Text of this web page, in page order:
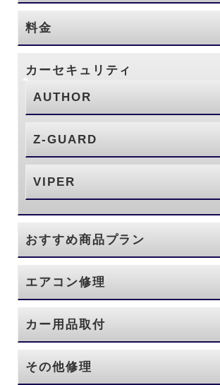
料金
カーセキュリティ
AUTHOR
Z-GUARD
VIPER
おすすめ商品プラン
エアコン修理
カー用品取付
その他修理